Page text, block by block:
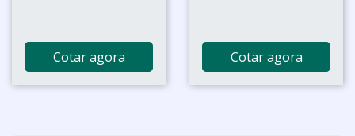
Cotar agora Cotar agora